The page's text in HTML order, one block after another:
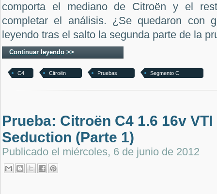
comporta el mediano de Citroën y el
completar el análisis. ¿Se quedaron con
leyendo tras el salto la segunda parte de la
Continuar leyendo >>
C4 Citroën Pruebas Segmento C
Prueba: Citroën C4 1.6 16v VTI
Seduction (Parte 1)
Publicado el miércoles, 6 de junio de 2012